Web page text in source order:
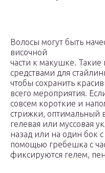
Волосы могут быть
височной
части к макушке. Такие
средствами для
чтобы сохранить
всего мероприятия.
совсем короткие и
стрижки, оптимальный
гелевая или муссовая
назад или на один бок с
помощью гребешка с
фиксируются гелем,